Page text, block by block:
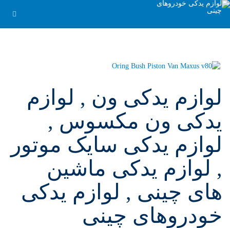
لوازم یدکی ون , لوازم
یدکی ون مکسوس ,
لوازم یدکی سایک موتور
, لوازم یدکی ماشین
های چینی , لوازم یدکی
خودروهای چینی